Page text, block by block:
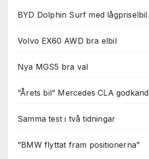
BYD Dolphin Surf med lågpriselbil
Volvo EX60 AWD bra elbil
Nya MGS5 bra val
”Årets bil” Mercedes CLA godkänd
Samma test i två tidningar
”BMW flyttat fram positionerna”